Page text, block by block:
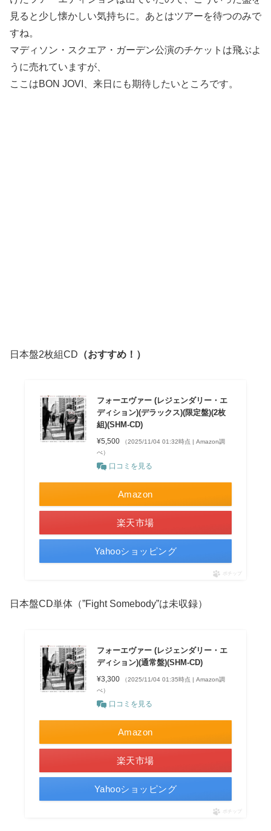
見ると少し懐かしい気持ちに。あとはツアーを待つのみで
すね。
マディソン・スクエア・ガーデン公演のチケットは飛ぶよ
うに売れていますが、
ここはBON JOVI、来日にも期待したいところです。
日本盤2枚組CD （おすすめ！）
フォーエヴァー (レジェンダリー・エ
ディション)(デラックス)(限定盤)(2枚
組)(SHM-CD)
¥5,500
（2025/11/04 01:32時点 | Amazon調
べ）
口コミを見る
Amazon
楽天市場
Yahooショッピング
ポチップ
日本盤CD単体（”Fight Somebody”は未収録）
フォーエヴァー (レジェンダリー・エ
ディション)(通常盤)(SHM-CD)
¥3,300
（2025/11/04 01:35時点 | Amazon調
べ）
口コミを見る
Amazon
楽天市場
Yahooショッピング
ポチップ